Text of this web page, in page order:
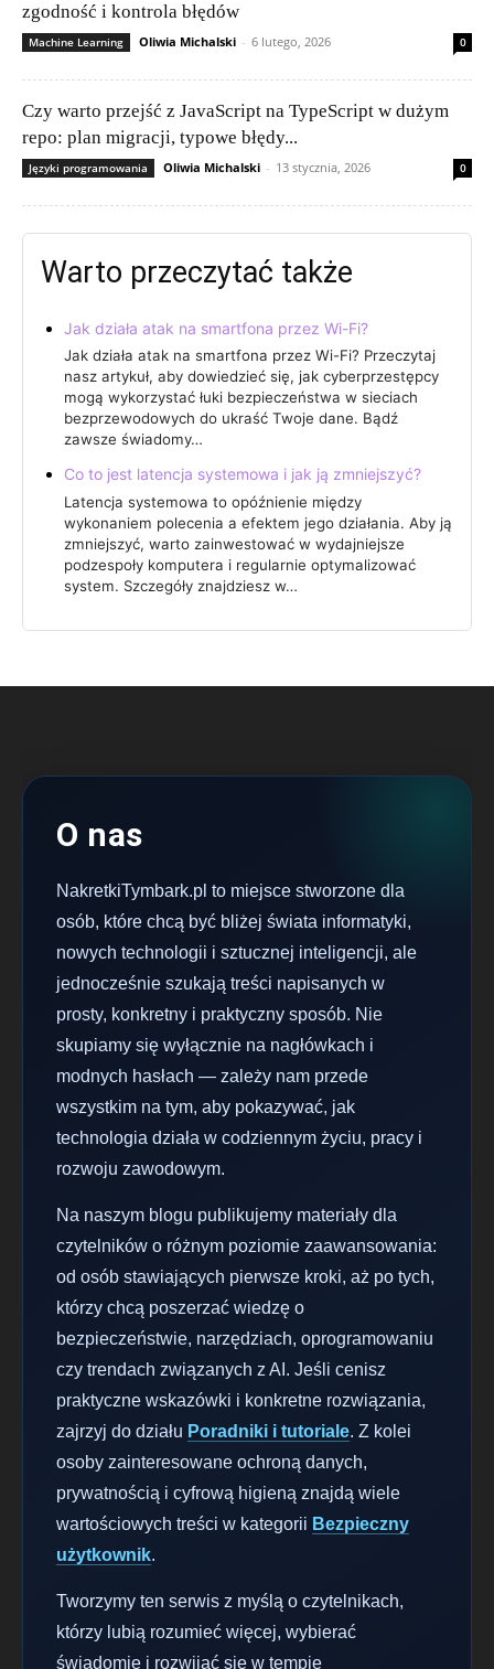
zgodność i kontrola błędów
Machine Learning Oliwia Michalski - 6 lutego, 2026 0
Czy warto przejść z JavaScript na TypeScript w dużym
repo: plan migracji, typowe błędy...
Języki programowania Oliwia Michalski - 13 stycznia, 2026 0
Warto przeczytać także
Jak działa atak na smartfona przez Wi-Fi?
Jak działa atak na smartfona przez Wi-Fi? Przeczytaj
nasz artykuł, aby dowiedzieć się, jak cyberprzestępcy
mogą wykorzystać łuki bezpieczeństwa w sieciach
bezprzewodowych do ukraść Twoje dane. Bądź
zawsze świadomy…
Co to jest latencja systemowa i jak ją zmniejszyć?
Latencja systemowa to opóźnienie między
wykonaniem polecenia a efektem jego działania. Aby ją
zmniejszyć, warto zainwestować w wydajniejsze
podzespoły komputera i regularnie optymalizować
system. Szczegóły znajdziesz w…
O nas
NakretkiTymbark.pl to miejsce stworzone dla
osób, które chcą być bliżej świata informatyki,
nowych technologii i sztucznej inteligencji, ale
jednocześnie szukają treści napisanych w
prosty, konkretny i praktyczny sposób. Nie
skupiamy się wyłącznie na nagłówkach i
modnych hasłach — zależy nam przede
wszystkim na tym, aby pokazywać, jak
technologia działa w codziennym życiu, pracy i
rozwoju zawodowym.
Na naszym blogu publikujemy materiały dla
czytelników o różnym poziomie zaawansowania:
od osób stawiających pierwsze kroki, aż po tych,
którzy chcą poszerzać wiedzę o
bezpieczeństwie, narzędziach, oprogramowaniu
czy trendach związanych z AI. Jeśli cenisz
praktyczne wskazówki i konkretne rozwiązania,
zajrzyj do działu Poradniki i tutoriale. Z kolei
osoby zainteresowane ochroną danych,
prywatnością i cyfrową higieną znajdą wiele
wartościowych treści w kategorii Bezpieczny
użytkownik.
Tworzymy ten serwis z myślą o czytelnikach,
którzy lubią rozumieć więcej, wybierać
świadomie i rozwijać się w tempie